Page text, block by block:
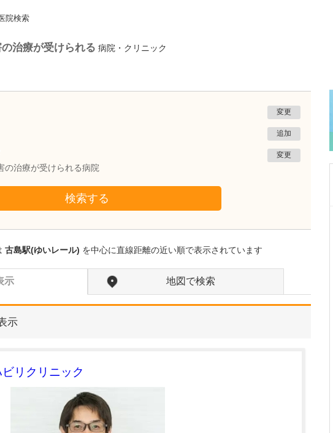
院検索
治療が受けられる 病院・クリニック
変更
追加
の治療が受けられる病院
変更
検索する
古島駅(ゆいレール) を中心に直線距離の近い順で表示されています
示 地図で検索
示
リクリニック
友寄クリニック
川上 浩司院長取材記事
当院は常勤医3名の3診体
制に加え、非常勤の先生
にもお手伝いいただき、